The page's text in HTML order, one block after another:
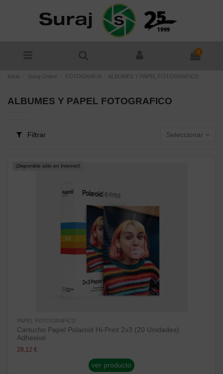
0
Inicio Suraj Online FOTOGRAFIA ALBUMES Y PAPEL FOTOGRAFICO
ALBUMES Y PAPEL FOTOGRAFICO
Filtrar Seleccionar
¡Disponible sólo en Internet!
PAPEL FOTOGRAFICO
Cartucho Papel Polaroid Hi-Print 2x3 (20 Unidades)
Adhesivo
28,12 €
ver producto